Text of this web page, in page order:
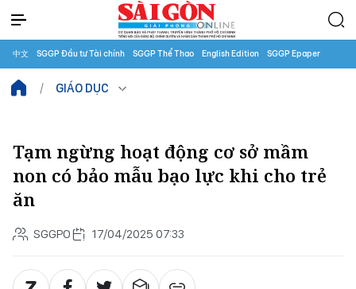
中文 SGGP Đầu tư Tài chính SGGP Thể Thao English Edition SGGP Epaper
GIÁO DỤC
Tạm ngừng hoạt động cơ sở mầm
non có bảo mẫu bạo lực khi cho trẻ
ăn
SGGPO 17/04/2025 07:33